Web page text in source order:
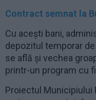
Contract semnat la
Cu acești bani,
depozitul temporar
se află și vechea
printr-un program cu
Proiectul Municipiului